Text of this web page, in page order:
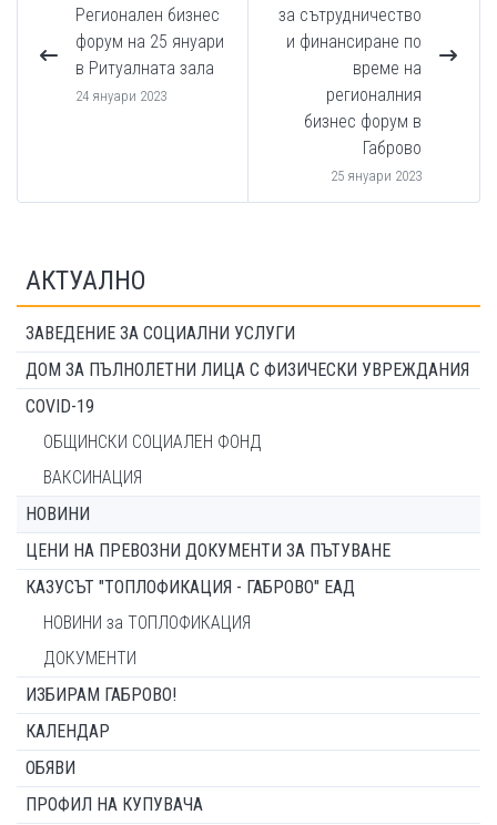
Регионален бизнес
форум на 25 януари
в Ритуалната зала
24 януари 2023
за сътрудничество
и финансиране по
време на
регионалния
бизнес форум в
Габрово
25 януари 2023
АКТУАЛНО
ЗАВЕДЕНИЕ ЗА СОЦИАЛНИ УСЛУГИ
ДОМ ЗА ПЪЛНОЛЕТНИ ЛИЦА С ФИЗИЧЕСКИ УВРЕЖДАНИЯ
COVID-19
ОБЩИНСКИ СОЦИАЛЕН ФОНД
ВАКСИНАЦИЯ
НОВИНИ
ЦЕНИ НА ПРЕВОЗНИ ДОКУМЕНТИ ЗА ПЪТУВАНЕ
КАЗУСЪТ "ТОПЛОФИКАЦИЯ - ГАБРОВО" ЕАД
НОВИНИ за ТОПЛОФИКАЦИЯ
ДОКУМЕНТИ
ИЗБИРАМ ГАБРОВО!
КАЛЕНДАР
ОБЯВИ
ПРОФИЛ НА КУПУВАЧА